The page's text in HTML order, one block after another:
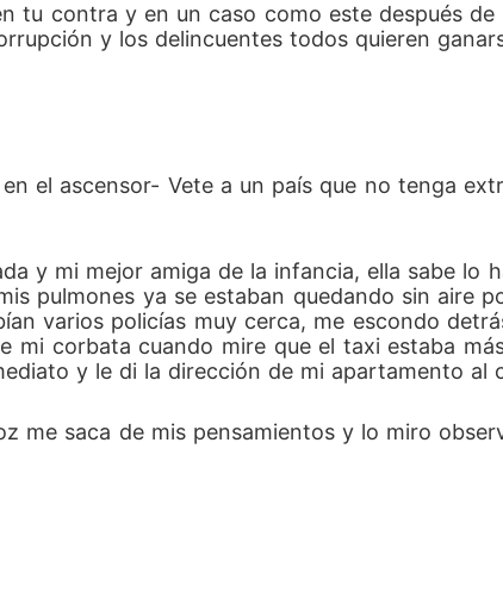
y los delincuentes todos quieren
y mi mejor amiga de la infancia, ella sabe lo
pulmones ya se estaban quedando sin aire
varios policías muy cerca, me escondo
mi corbata cuando mire que el taxi estaba
y le di la dirección de mi apartamento al